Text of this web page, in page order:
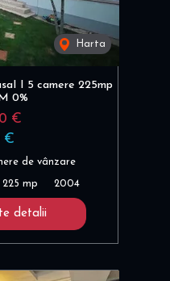
Harta
I 5 camere 225mp
0%
€
€
de vânzare
225 mp 2004
detalii